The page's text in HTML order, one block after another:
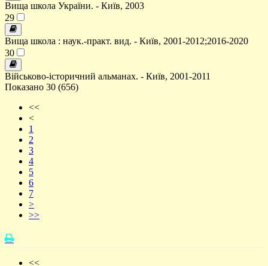
Вища школа України. - Київ, 2003
29
Вища школа : наук.-практ. вид. - Київ, 2001-2012;2016-2020
30
Військово-історичний альманах. - Київ, 2001-2011
Показано 30 (656)
<<
<
1
2
3
4
5
6
7
>
>>
<<